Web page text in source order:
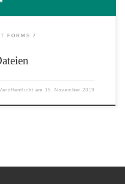
FORMS
am 15. November 2019